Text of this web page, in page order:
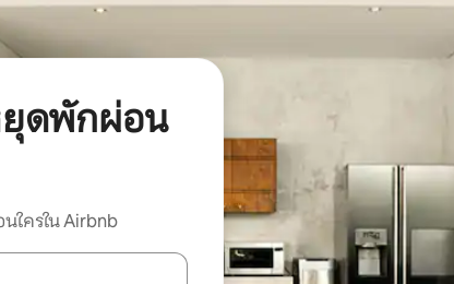
ดพักผ่อน
ใครใน Airbnb